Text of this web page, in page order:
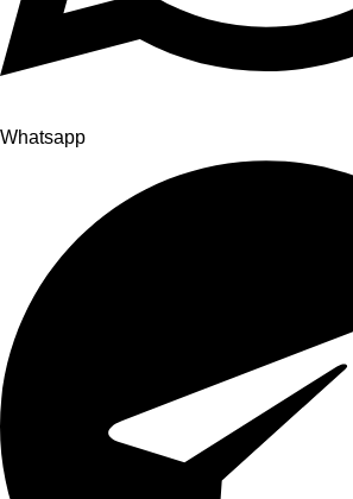
Whatsapp